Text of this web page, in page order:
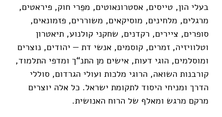
בעלי הון, טייסים, אסטרונאוטים, מפֵרי חוק, פיראטים,
מרגלים, מלחינים, מוסיקאים, משוררים, פזמונאים,
סופרים, ציירים, רקדנים, שחקני קולנוע, תיאטרון
וטלוויזיה, זמרים, קוסמים, אנשי דת — יהודים, נוצרים
ומוסלמים, הוגי דעות, אישים מן התנ“ך ומדפי התלמוד,
קורבנות השואה, הרוגי מלכות ועולי הגרדום, סוללי
הדרך ומניחי היסוד לתקומת ישראל. כל אלה יוצרים
מרקם מרגש ומאלף של הרוח האנושית.